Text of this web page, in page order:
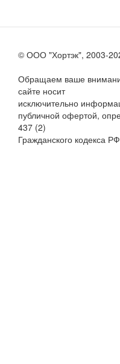
© ООО "Хортэк", 2003-
Обращаем ваше
сайте носит
исключительно
публичной офертой,
437 (2)
Гражданского кодекса